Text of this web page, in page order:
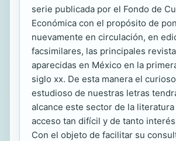
serie publicada por el Fondo de
Económica con el propósito de
nuevamente en circulación, en
facsimilares, las principales
aparecidas en México en la
siglo xx. De esta manera el
estudioso de nuestras letras
alcance este sector de la
acceso tan difícil y de tanto
Con el objeto de facilitar su